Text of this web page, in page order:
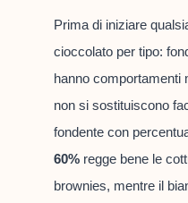
Prima di iniziare
cioccolato per tipo:
hanno comportamenti
non si sostituiscono
fondente con
60% regge bene le
brownies, mentre il